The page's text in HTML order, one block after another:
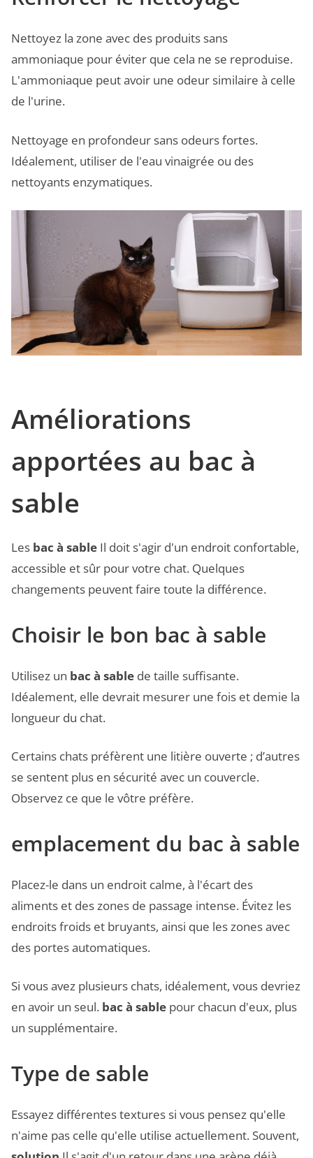
Nettoyez la zone avec des produits sans
ammoniaque pour éviter que cela ne se reproduise.
L'ammoniaque peut avoir une odeur similaire à celle
de l'urine.
Nettoyage en profondeur sans odeurs fortes.
Idéalement, utiliser de l'eau vinaigrée ou des
nettoyants enzymatiques.
Améliorations
apportées au bac à
sable
Les bac à sable Il doit s'agir d'un endroit confortable,
accessible et sûr pour votre chat. Quelques
changements peuvent faire toute la différence.
Choisir le bon bac à sable
Utilisez un bac à sable de taille suffisante.
Idéalement, elle devrait mesurer une fois et demie la
longueur du chat.
Certains chats préfèrent une litière ouverte ; d’autres
se sentent plus en sécurité avec un couvercle.
Observez ce que le vôtre préfère.
emplacement du bac à sable
Placez-le dans un endroit calme, à l'écart des
aliments et des zones de passage intense. Évitez les
endroits froids et bruyants, ainsi que les zones avec
des portes automatiques.
Si vous avez plusieurs chats, idéalement, vous devriez
en avoir un seul. bac à sable pour chacun d'eux, plus
un supplémentaire.
Type de sable
Essayez différentes textures si vous pensez qu'elle
n'aime pas celle qu'elle utilise actuellement. Souvent,